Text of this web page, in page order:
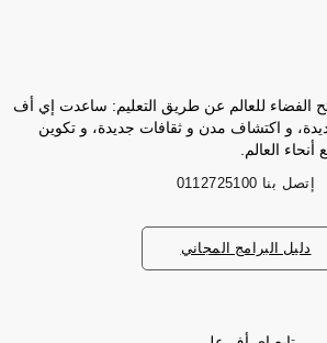
الفضاء للعالم عن طريق التعليم: ساعدت إي أف
و اكتشاف مدن و ثقافات جديدة، و تكوين
العالم.
إتصل بنا 0112725100
دليل البرامج المجاني